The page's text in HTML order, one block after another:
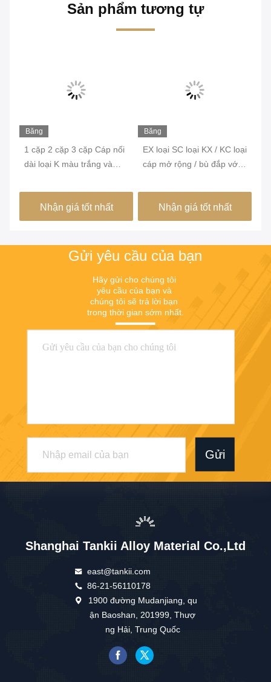
Sản phẩm tương tự
Băng
1 cặp 2 cặp 3 cặp Cáp nối
dài loại K màu trắng và
1 dùng cho nhà máy nhiệt
Nhận giá tốt nhất
Băng
EX loại SC loại KX / KC loại
cáp mở rộng / bù đắp với
Nhận giá tốt nhất
Gửi yêu cầu của bạn
Hãy gửi cho chúng tôi
yêu cầu của bạn và
chúng tôi sẽ trả lời bạn
trong thời gian sớm nhất.
Gửi
Shanghai Tankii Alloy Material Co.,Ltd
east@tankii.com
86-21-56110178
1900 đường Mudanjiang, qu
ận Baoshan, 201999, Thượ
ng Hải, Trung Quốc